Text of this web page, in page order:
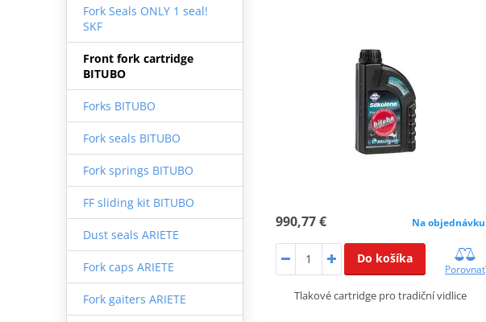
Fork Seals ONLY 1 seal!
SKF
Front fork cartridge
BITUBO
Forks BITUBO
Fork seals BITUBO
Fork springs BITUBO
FF sliding kit BITUBO
Dust seals ARIETE
Fork caps ARIETE
Fork gaiters ARIETE
990,77 € Na objednávku
Do košíka
Porovnať
Tlakové cartridge pro tradiční vidlice